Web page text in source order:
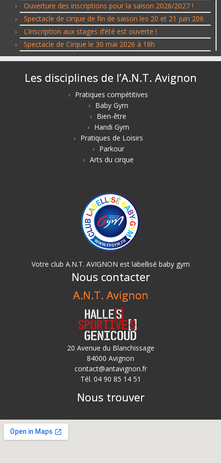
Ouverture des inscriptions pour la saison 2026/2027 !
Spectacle de cirque de fin de saison les 20 et 21 juin 206
L’inscription aux stages d’été est ouverte !
Spectacle de Cirque le 30 mai 2026 à 18h
Les disciplines de l’A.N.T. Avignon
Pratiques compétitives
Baby Gym
Bien-être
Handi Gym
Pratiques de Loisirs
Parkour
Arts du cirque
Votre club A.N.T. AVIGNON est labellisé baby gym
Nous contacter
A.N.T. Avignon
20 Avenue du Blanchissage
84000 Avignon
contact@antavignon.fr
Tél. 04 90 85 14 51
Nous trouver